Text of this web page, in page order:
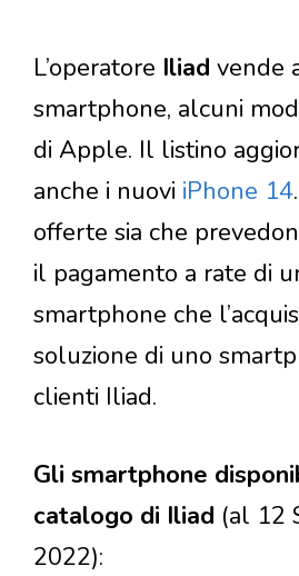
L’operatore Iliad vende
smartphone, alcuni
di Apple. Il listino
anche i nuovi iPhone 14
offerte sia che
il pagamento a rate di
smartphone che
soluzione di uno
clienti Iliad.
Gli smartphone
catalogo di Iliad (al 12
2022):